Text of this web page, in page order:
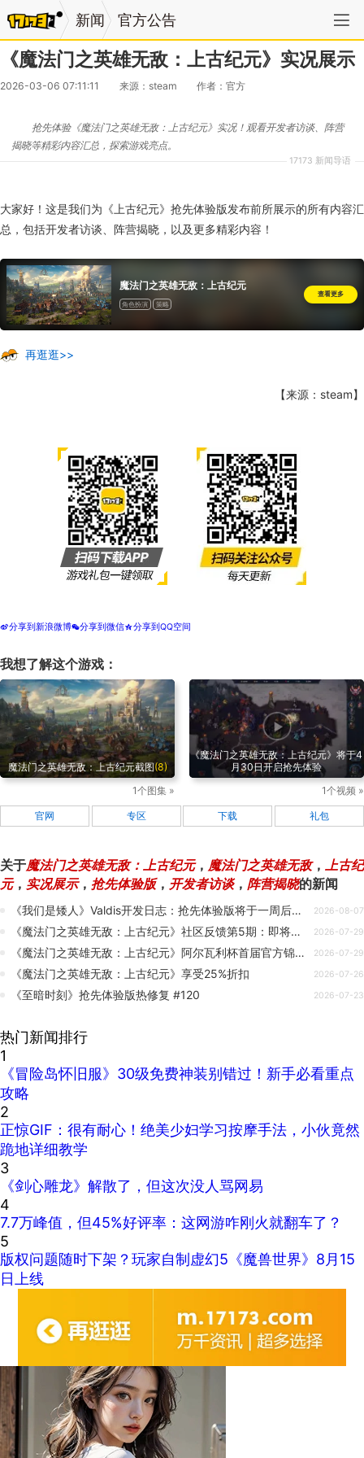
新闻 官方公告
《魔法门之英雄无敌：上古纪元》实况展示
2026-03-06 07:11:11 来源：steam 作者：官方
17173 新闻导语
抢先体验《魔法门之英雄无敌：上古纪元》实况！观看开发者访谈、阵营
揭晓等精彩内容汇总，探索游戏亮点。
大家好！这是我们为《上古纪元》抢先体验版发布前所展示的所有内容汇
总，包括开发者访谈、阵营揭晓，以及更多精彩内容！
魔法门之英雄无敌：上古纪元
角色扮演 策略
查看更多
再逛逛>>
【来源：steam】
t分享到新浪微博w分享到微信z分享到QQ空间
我想了解这个游戏：
魔法门之英雄无敌：上古纪元截图(8)
1个图集 »
《魔法门之英雄无敌：上古纪元》将于4
月30日开启抢先体验
1个视频 »
官网 专区 下载 礼包
关于魔法门之英雄无敌：上古纪元， 魔法门之英雄无敌， 上古纪
元， 实况展示， 抢先体验版， 开发者访谈， 阵营揭晓的新闻
《我们是矮人》Valdis开发日志：抢先体验版将于一周后上线 2026-08-07
《魔法门之英雄无敌：上古纪元》社区反馈第5期：即将到来的PvE内容与活动！ 2026-07-29
《魔法门之英雄无敌：上古纪元》阿尔瓦利杯首届官方锦标赛正式公布！ 2026-07-29
《魔法门之英雄无敌：上古纪元》享受25%折扣 2026-07-26
《至暗时刻》抢先体验版热修复 #120 2026-07-23
热门新闻排行
1
《冒险岛怀旧服》30级免费神装别错过！新手必看重点
攻略
2
正惊GIF：很有耐心！绝美少妇学习按摩手法，小伙竟然
跪地详细教学
3
《剑心雕龙》解散了，但这次没人骂网易
4
7.7万峰值，但45%好评率：这网游咋刚火就翻车了？
5
版权问题随时下架？玩家自制虚幻5《魔兽世界》8月15
日上线